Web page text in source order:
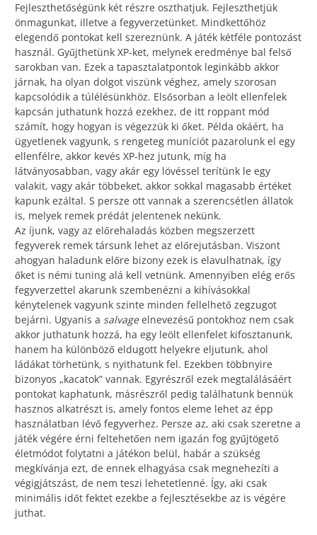
Fejleszthetőségünk két részre oszthatjuk. Fejleszthetjük
önmagunkat, illetve a fegyverzetünket. Mindkettőhöz
elegendő pontokat kell szereznünk. A játék kétféle pontozást
használ. Gyűjthetünk XP-ket, melynek eredménye bal felső
sarokban van. Ezek a tapasztalatpontok leginkább akkor
járnak, ha olyan dolgot viszünk véghez, amely szorosan
kapcsolódik a túlélésünkhöz. Elsősorban a leölt ellenfelek
kapcsán juthatunk hozzá ezekhez, de itt roppant mód
számít, hogy hogyan is végezzük ki őket. Példa okáért, ha
ügyetlenek vagyunk, s rengeteg muníciót pazarolunk el egy
ellenfélre, akkor kevés XP-hez jutunk, míg ha
látványosabban, vagy akár egy lövéssel terítünk le egy
valakit, vagy akár többeket, akkor sokkal magasabb értéket
kapunk ezáltal. S persze ott vannak a szerencsétlen állatok
is, melyek remek prédát jelentenek nekünk.
Az íjunk, vagy az előrehaladás közben megszerzett
fegyverek remek társunk lehet az előrejutásban. Viszont
ahogyan haladunk előre bizony ezek is elavulhatnak, így
őket is némi tuning alá kell vetnünk. Amennyiben elég erős
fegyverzettel akarunk szembenézni a kihívásokkal
kénytelenek vagyunk szinte minden fellelhető zegzugot
bejárni. Ugyanis a salvageelnevezésű pontokhoz nem csak
akkor juthatunk hozzá, ha egy leölt ellenfelet kifosztanunk,
hanem ha különböző eldugott helyekre eljutunk, ahol
ládákat törhetünk, s nyithatunk fel. Ezekben többnyire
bizonyos „kacatok” vannak. Egyrészről ezek megtalálásáért
pontokat kaphatunk, másrészről pedig találhatunk bennük
hasznos alkatrészt is, amely fontos eleme lehet az épp
használatban lévő fegyverhez. Persze az, aki csak szeretne a
játék végére érni feltehetően nem igazán fog gyűjtögető
életmódot folytatni a játékon belül, habár a szükség
megkívánja ezt, de ennek elhagyása csak megnehezíti a
végigjátszást, de nem teszi lehetetlenné. Így, aki csak
minimális időt fektet ezekbe a fejlesztésekbe az is végére
juthat.